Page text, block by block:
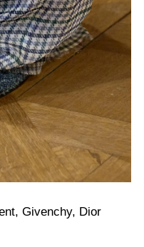
Givenchy, Dior